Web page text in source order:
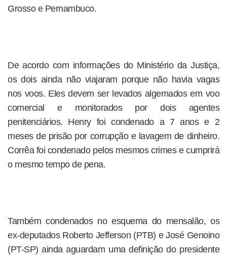
Grosso e Pernambuco.
De acordo com informações do Ministério da Justiça,
os dois ainda não viajaram porque não havia vagas
nos voos. Eles devem ser levados algemados em voo
comercial e monitorados por dois agentes
penitenciários. Henry foi condenado a 7 anos e 2
meses de prisão por corrupção e lavagem de dinheiro.
Corrêa foi condenado pelos mesmos crimes e cumprirá
o mesmo tempo de pena.
Também condenados no esquema do mensalão, os
ex-deputados Roberto Jefferson (PTB) e José Genoino
(PT-SP) ainda aguardam uma definição do presidente